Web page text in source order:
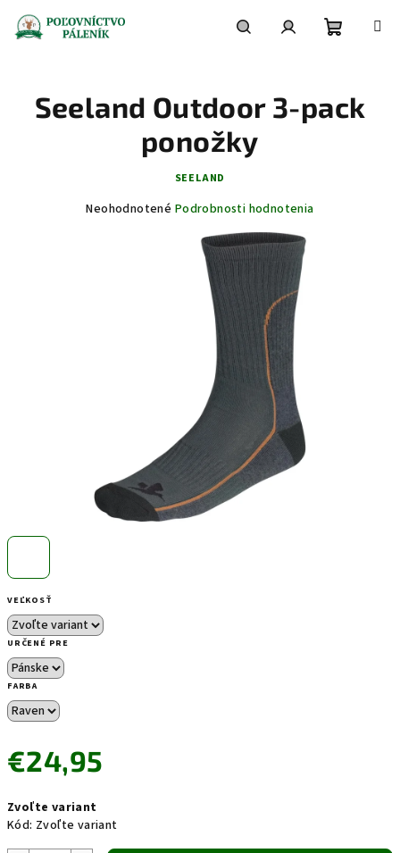
obsah
košík
VEĽKOSŤ
URČENÉ PRE
FARBA
€24,95
cena:
Zvoľte variant
Kód: Zvoľte variant
Seeland Outdoor 3-pack
ponožky
SEELAND
Priemerné
Neohodnotené Podrobnosti hodnotenia